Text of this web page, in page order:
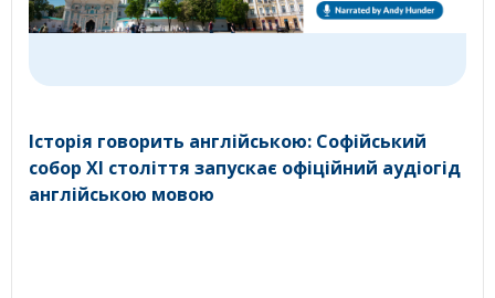
Історія говорить англійською: Софійський
собор XI століття запускає офіційний аудіогід
англійською мовою